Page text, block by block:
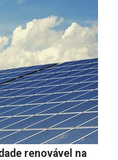
renovável na